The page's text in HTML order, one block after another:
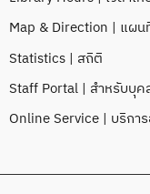
Map & Direction | แผน
Statistics | สถิติ
Staff Portal | สำหรับบุค
Online Service | บริกา